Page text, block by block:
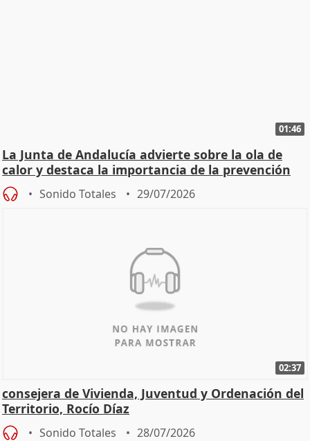
01:46
La Junta de Andalucía advierte sobre la ola de
calor y destaca la importancia de la prevención
Sonido Totales 29/07/2026
02:37
consejera de Vivienda, Juventud y Ordenación del
Territorio, Rocío Díaz
Sonido Totales 28/07/2026